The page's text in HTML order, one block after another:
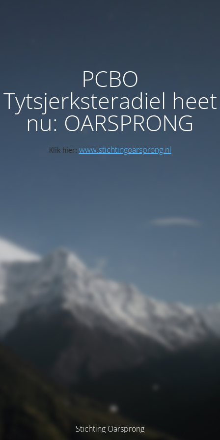
PCBO
Tytsjerksteradiel heet
nu: OARSPRONG
Klik hier: www.stichtingoarsprong.nl
Stichting Oarsprong